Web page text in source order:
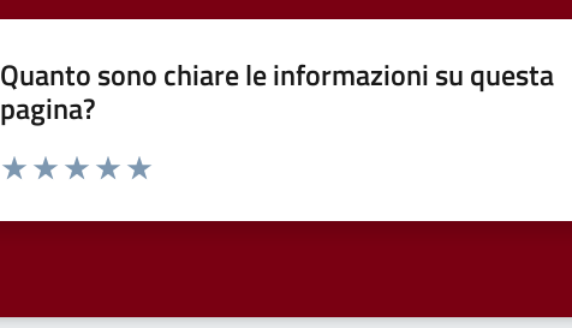
Quanto sono chiare le informazioni su questa
pagina?
Valuta da 1 a 5 stelle la pagina